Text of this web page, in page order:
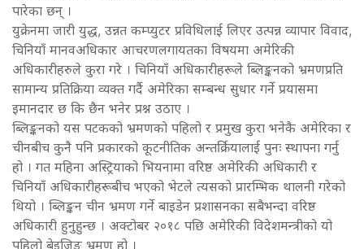
पारेका छन् ।
युक्रेनमा जारी युद्ध, उन्नत कम्प्युटर प्रविधिलाई लिएर उत्पन्न व्यापार विवाद,
चिनियाँ मानवअधिकार आचरणलगायतका विषयमा अमेरिकी
अधिकारीहरुले कुरा गरे । चिनियाँ अधिकारीहरूले ब्लिङ्कनको भ्रमणप्रति
सामान्य प्रतिक्रिया व्यक्त गर्दै अमेरिका सम्बन्ध सुधार गर्ने प्रयासमा
इमानदार छ कि छैन भनेर प्रश्न उठाए ।
ब्लिङ्कनको यस पटकको भ्रमणको पहिलो र प्रमुख कुरा भनेकै अमेरिका र
चीनबीच कुनै पनि प्रकारको कूटनीतिक अन्तर्क्रियालाई पुनः स्थापना गर्नु
हो । गत महिना अस्ट्रियाको भियनामा वरिष्ठ अमेरिकी अधिकारी र
चिनियाँ अधिकारीहरूबीच भएको भेटले त्यसको प्रारम्भिक थालनी गरेको
थियो । ब्लिङ्कन चीन भ्रमण गर्ने बाइडेन प्रशासनका सबैभन्दा वरिष्ठ
अधिकारी हुनुहुन्छ । अक्टोबर २०१८ पछि अमेरिकी विदेशमन्त्रीको यो
पहिलो बेइजिङ भ्रमण हो ।